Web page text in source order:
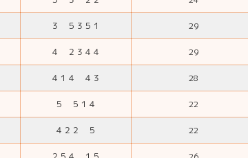
３ ５３５１ 29
４ ２３４４ 29
４１４ ４３ 28
５ ５１４ 22
４２２ ５ 22